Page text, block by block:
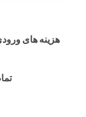
هزینه های